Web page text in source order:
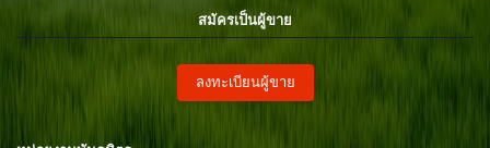
สมัครเป็นผู้ขาย
ลงทะเบียนผู้ขาย